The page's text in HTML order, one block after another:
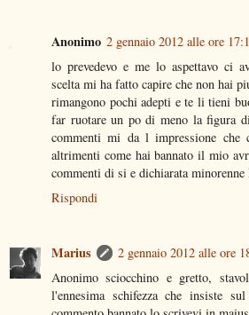
Anonimo 2 gennaio 2012 alle ore
lo prevedevo e me lo aspettavo ci
scelta mi ha fatto capire che non hai
rimangono pochi adepti e te li tieni
far ruotare un po di meno la figura
commenti mi da l impressione che
altrimenti come hai bannato il mio
commenti di si e dichiarata
Rispondi
Marius
2 gennaio 2012 alle ore
Anonimo sciocchino e gretto,
l'ennesima schifezza che insiste